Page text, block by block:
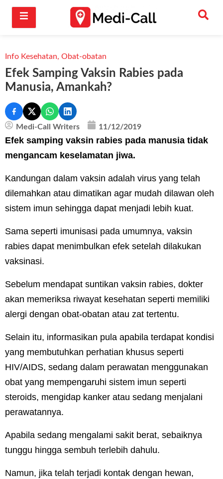
Info Kesehatan, Obat-obatan
Efek Samping Vaksin Rabies pada
Manusia, Amankah?
Medi-Call Writers 11/12/2019
Efek samping vaksin rabies pada manusia tidak
mengancam keselamatan jiwa.
Kandungan dalam vaksin adalah virus yang telah
dilemahkan atau dimatikan agar mudah dilawan oleh
sistem imun sehingga dapat menjadi lebih kuat.
Sama seperti imunisasi pada umumnya, vaksin
rabies dapat menimbulkan efek setelah dilakukan
vaksinasi.
Sebelum mendapat suntikan vaksin rabies, dokter
akan memeriksa riwayat kesehatan seperti memiliki
alergi dengan obat-obatan atau zat tertentu.
Selain itu, informasikan pula apabila terdapat kondisi
yang membutuhkan perhatian khusus seperti
HIV/AIDS, sedang dalam perawatan menggunakan
obat yang mempengaruhi sistem imun seperti
steroids, mengidap kanker atau sedang menjalani
perawatannya.
Apabila sedang mengalami sakit berat, sebaiknya
tunggu hingga sembuh terlebih dahulu.
Namun, jika telah terjadi kontak dengan hewan,